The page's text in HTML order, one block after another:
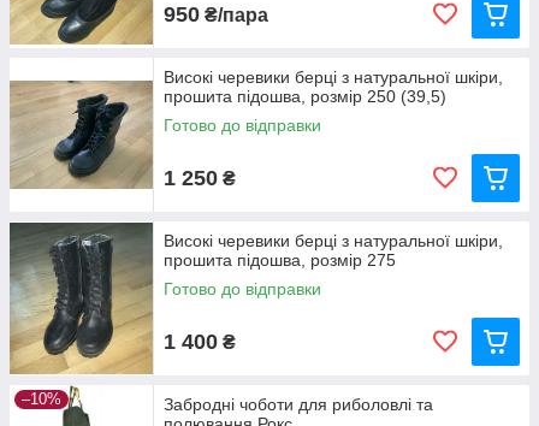
950 ₴/пара
Високі черевики берці з натуральної шкіри,
прошита підошва, розмір 250 (39,5)
Готово до відправки
1 250 ₴
Високі черевики берці з натуральної шкіри,
прошита підошва, розмір 275
Готово до відправки
1 400 ₴
–10%
Забродні чоботи для риболовлі та